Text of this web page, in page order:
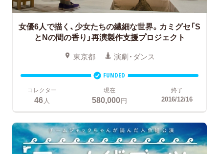
女優6人で描く、少女たちの繊細な世界。カミグセ「S
とNの間の香り」再演製作支援プロジェクト
東京都 演劇・ダンス
FUNDED
コレクター
46 人
現在
580,000円
終了
2016/12/16